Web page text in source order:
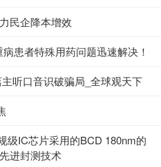
民企降本增效
患者特殊用药问题迅速解决！
冒充老师订购330杯奶茶 店主听口音识破骗局_全球观天下
级IC芯片采用的BCD 180nm的
进封测技术